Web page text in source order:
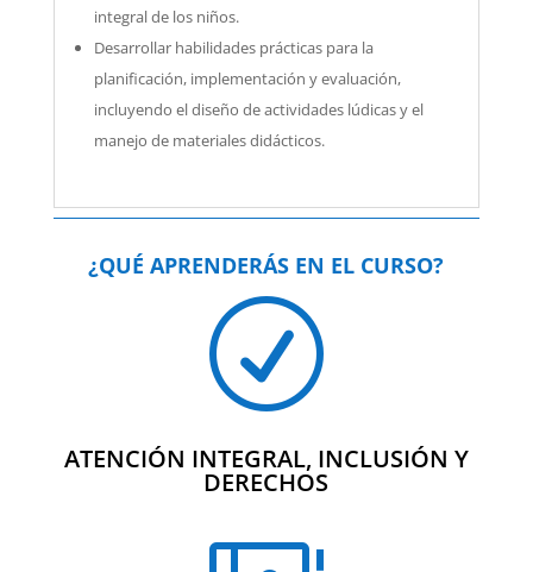
integral de los niños.
Desarrollar habilidades prácticas para la
planificación, implementación y evaluación,
incluyendo el diseño de actividades lúdicas y el
manejo de materiales didácticos.
¿QUÉ APRENDERÁS EN EL CURSO?
R
ATENCIÓN INTEGRAL, INCLUSIÓN Y
DERECHOS